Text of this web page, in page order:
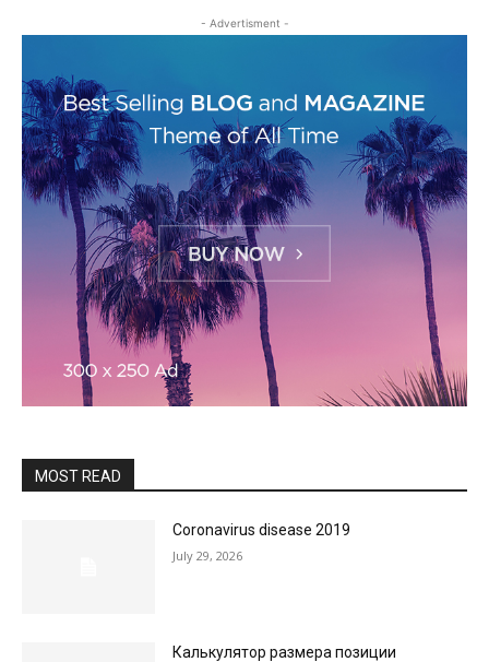
- Advertisment -
MOST READ
Coronavirus disease 2019
July 29, 2026
Калькулятор размера позиции